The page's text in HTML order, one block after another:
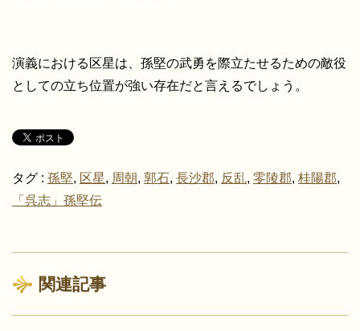
演義における区星は、孫堅の武勇を際立たせるための敵役
としての立ち位置が強い存在だと言えるでしょう。
タグ : 孫堅, 区星, 周朝, 郭石, 長沙郡, 反乱, 零陵郡, 桂陽郡,
「呉志」孫堅伝
関連記事